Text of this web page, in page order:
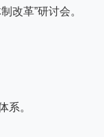
改革”研讨会。
系。